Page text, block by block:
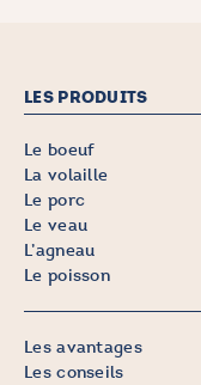
LES PRODUITS
Le boeuf
La volaille
Le porc
Le veau
L’agneau
Le poisson
Les avantages
Les conseils